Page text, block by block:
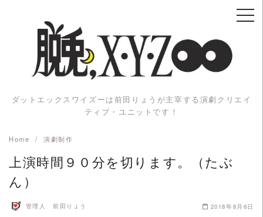
ダットエックスワイズーは前田りょうが主宰する演劇クリエイ
ティブ・ユニットです！
Home 演劇制作
上演時間９０分を切ります。（たぶ
ん）
管理人 前田りょう 2018年8月6日